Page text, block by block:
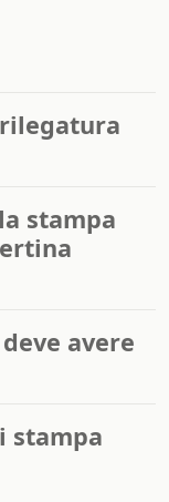
stampa
avere
stampa